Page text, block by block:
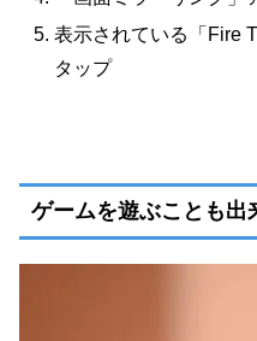
表示されている「Fire
タップ
ゲームを遊ぶことも出